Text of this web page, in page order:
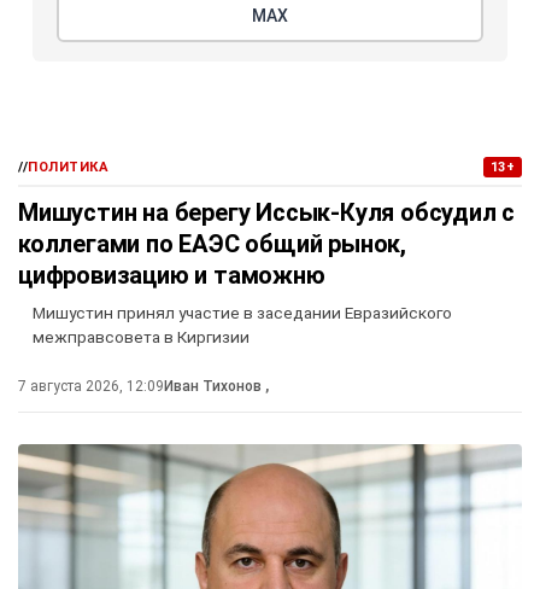
МАХ
//ПОЛИТИКА 13+
Мишустин на берегу Иссык-Куля обсудил с
коллегами по ЕАЭС общий рынок,
цифровизацию и таможню
Мишустин принял участие в заседании Евразийского
межправсовета в Киргизии
7 августа 2026, 12:09 Иван Тихонов ,